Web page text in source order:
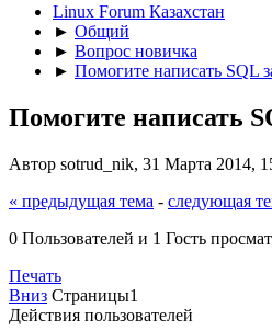
Linux Forum Казахстан
► Общий
► Вопрос новичка
► Помогите написать SQL
Помогите написать
Автор sotrud_nik, 31 Марта 2014,
« предыдущая тема - следующая
0 Пользователей и 1 Гость
Печать
Вниз Страницы1
Действия пользователей